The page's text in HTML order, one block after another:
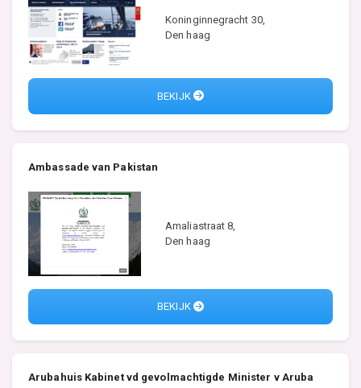
Koninginnegracht 30,
Den haag
BEKIJK
Ambassade van Pakistan
Amaliastraat 8,
Den haag
BEKIJK
Arubahuis Kabinet vd gevolmachtigde Minister v Aruba